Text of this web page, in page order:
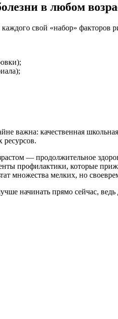
в любом
свой «набор» факторов
важна: качественная
— продолжительное
профилактики, которые
множества мелких, но
начинать прямо сейчас,